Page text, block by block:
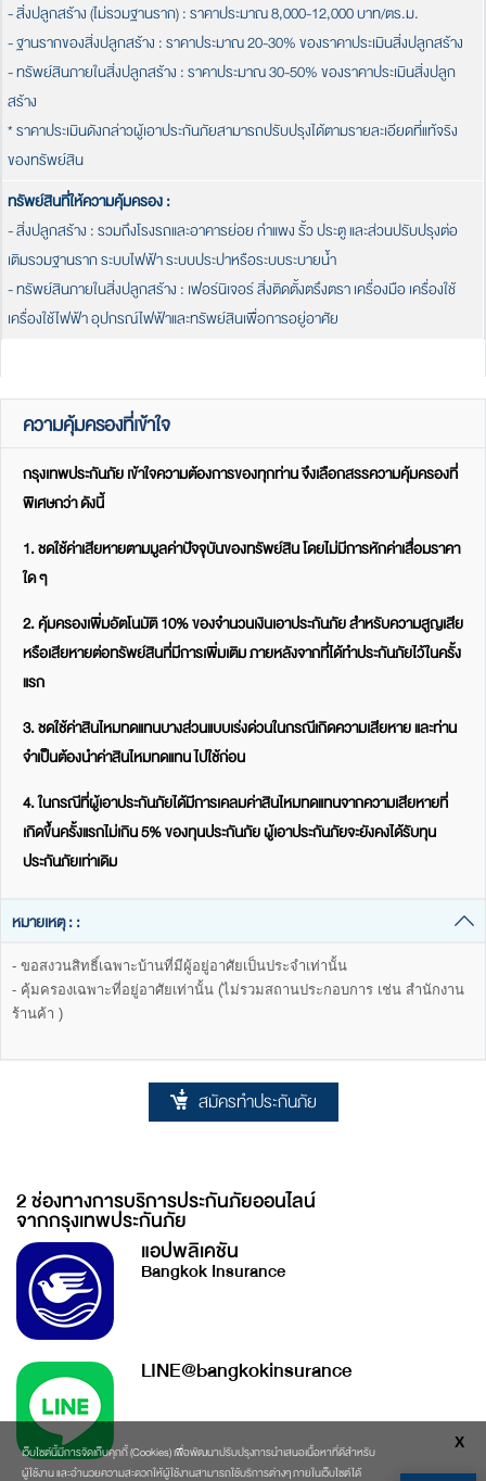
- สิ่งปลูกสร้าง (ไม่รวมฐานราก) : ราคาประมาณ 8,000-12,000 บาท/ตร.ม.
- ฐานรากของสิ่งปลูกสร้าง : ราคาประมาณ 20-30% ของราคาประเมินสิ่งปลูกสร้าง
- ทรัพย์สินภายในสิ่งปลูกสร้าง : ราคาประมาณ 30-50% ของราคาประเมินสิ่งปลูก
สร้าง
* ราคาประเมินดังกล่าวผู้เอาประกันภัยสามารถปรับปรุงได้ตามรายละเอียดที่แท้จริง
ของทรัพย์สิน
ทรัพย์สินที่ให้ความคุ้มครอง :
- สิ่งปลูกสร้าง : รวมถึงโรงรถและอาคารย่อย กำแพง รั้ว ประตู และส่วนปรับปรุงต่อ
เติมรวมฐานราก ระบบไฟฟ้า ระบบประปาหรือระบบระบายน้ำ
- ทรัพย์สินภายในสิ่งปลูกสร้าง : เฟอร์นิเจอร์ สิ่งติดตั้งตรึงตรา เครื่องมือ เครื่องใช้
เครื่องใช้ไฟฟ้า อุปกรณ์ไฟฟ้าและทรัพย์สินเพื่อการอยู่อาศัย
ความคุ้มครองที่เข้าใจ
กรุงเทพประกันภัย เข้าใจความต้องการของทุกท่าน จึงเลือกสรรความคุ้มครองที่
พิเศษกว่า ดังนี้
1. ชดใช้ค่าเสียหายตามมูลค่าปัจจุบันของทรัพย์สิน โดยไม่มีการหักค่าเสื่อมราคา
ใด ๆ
2. คุ้มครองเพิ่มอัตโนมัติ 10% ของจำนวนเงินเอาประกันภัย สำหรับความสูญเสีย
หรือเสียหายต่อทรัพย์สินที่มีการเพิ่มเติม ภายหลังจากที่ได้ทำประกันภัยไว้ในครั้ง
แรก
3. ชดใช้ค่าสินไหมทดแทนบางส่วนแบบเร่งด่วนในกรณีเกิดความเสียหาย และท่าน
จำเป็นต้องนำค่าสินไหมทดแทน ไปใช้ก่อน
4. ในกรณีที่ผู้เอาประกันภัยได้มีการเคลมค่าสินไหมทดแทนจากความเสียหายที่
เกิดขึ้นครั้งแรกไม่เกิน 5% ของทุนประกันภัย ผู้เอาประกันภัยจะยังคงได้รับทุน
ประกันภัยเท่าเดิม
หมายเหตุ : :
- ขอสงวนสิทธิ์เฉพาะบ้านที่มีผู้อยู่อาศัยเป็นประจำเท่านั้น
- คุ้มครองเฉพาะที่อยู่อาศัยเท่านั้น (ไม่รวมสถานประกอบการ เช่น สำนักงาน
ร้านค้า )
สมัครทำประกันภัย
2 ช่องทางการบริการประกันภัยออนไลน์
จากกรุงเทพประกันภัย
แอปพลิเคชัน
Bangkok Insurance
LINE@bangkokinsurance
X
เว็บไซต์นี้มีการจัดเก็บคุกกี้ (Cookies) เพื่อพัฒนาปรับปรุงการนำเสนอเนื้อหาที่ดีสำหรับ
ผู้ใช้งาน และอำนวยความสะดวกให้ผู้ใช้งานสามารถใช้บริการต่างๆ ภายในเว็บไซต์ได้